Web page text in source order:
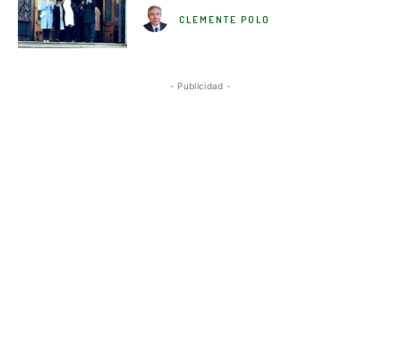
CLEMENTE POLO
- Publicidad -